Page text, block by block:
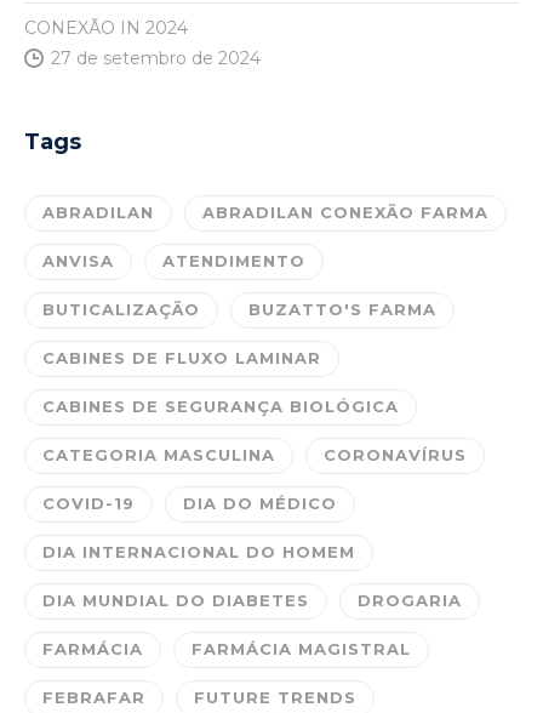
CONEXÃO IN 2024
27 de setembro de 2024
Tags
ABRADILAN ABRADILAN CONEXÃO FARMA
ANVISA ATENDIMENTO
BUTICALIZAÇÃO BUZATTO'S FARMA
CABINES DE FLUXO LAMINAR
CABINES DE SEGURANÇA BIOLÓGICA
CATEGORIA MASCULINA CORONAVÍRUS
COVID-19 DIA DO MÉDICO
DIA INTERNACIONAL DO HOMEM
DIA MUNDIAL DO DIABETES DROGARIA
FARMÁCIA FARMÁCIA MAGISTRAL
FEBRAFAR FUTURE TRENDS